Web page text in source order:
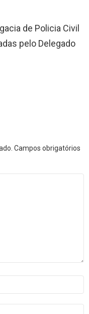
de Policia Civil
pelo Delegado
Campos obrigatórios